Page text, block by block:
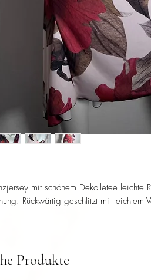
mit schönem Dekolletee leichte
Rückwärtig geschlitzt mit leichtem
Produkte